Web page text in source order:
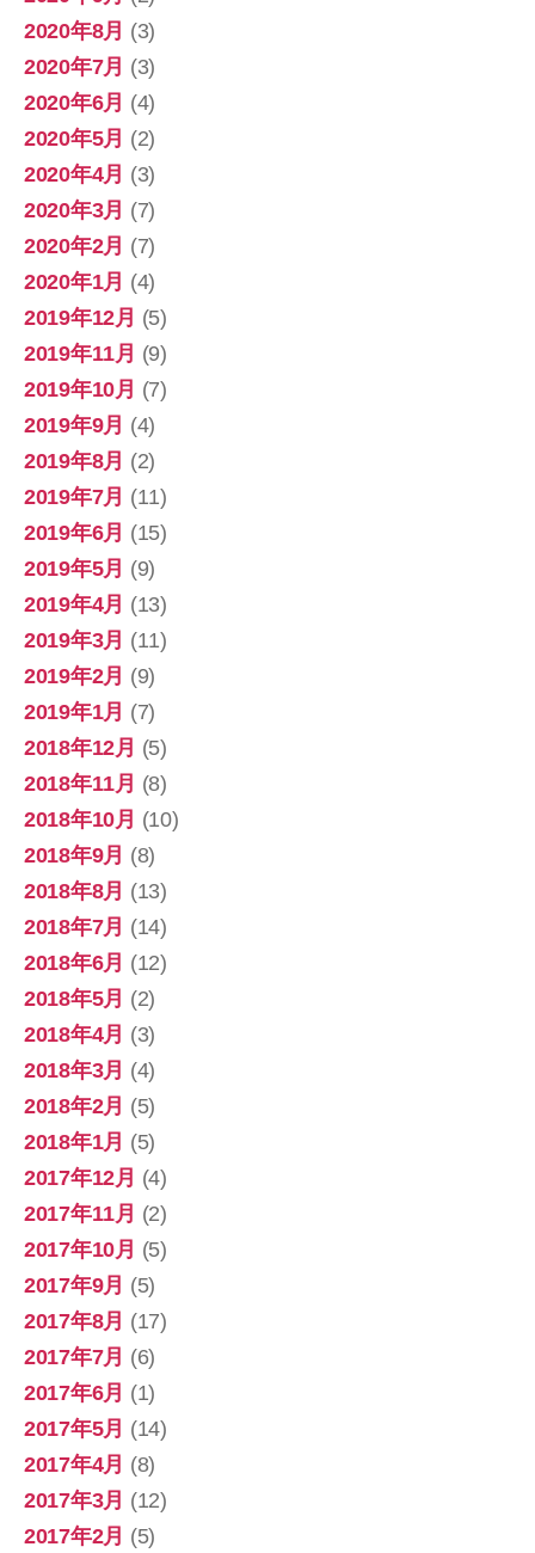
2020年8月 (3)
2020年7月 (3)
2020年6月 (4)
2020年5月 (2)
2020年4月 (3)
2020年3月 (7)
2020年2月 (7)
2020年1月 (4)
2019年12月 (5)
2019年11月 (9)
2019年10月 (7)
2019年9月 (4)
2019年8月 (2)
2019年7月 (11)
2019年6月 (15)
2019年5月 (9)
2019年4月 (13)
2019年3月 (11)
2019年2月 (9)
2019年1月 (7)
2018年12月 (5)
2018年11月 (8)
2018年10月 (10)
2018年9月 (8)
2018年8月 (13)
2018年7月 (14)
2018年6月 (12)
2018年5月 (2)
2018年4月 (3)
2018年3月 (4)
2018年2月 (5)
2018年1月 (5)
2017年12月 (4)
2017年11月 (2)
2017年10月 (5)
2017年9月 (5)
2017年8月 (17)
2017年7月 (6)
2017年6月 (1)
2017年5月 (14)
2017年4月 (8)
2017年3月 (12)
2017年2月 (5)